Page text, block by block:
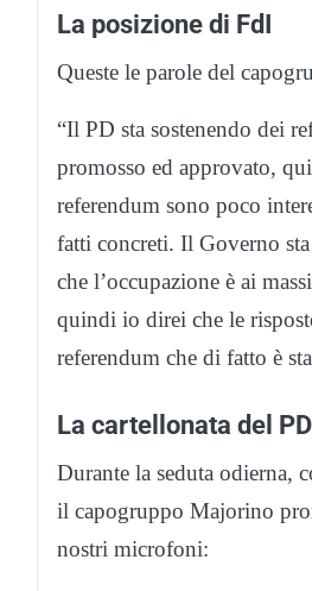
La posizione di FdI
Queste le parole del
“Il PD sta sostenendo dei
promosso ed approvato,
referendum sono poco
fatti concreti. Il Governo
che l’occupazione è ai
quindi io direi che le
referendum che di fatto è
La cartellonata del
Durante la seduta odierna,
il capogruppo Majorino
nostri microfoni: